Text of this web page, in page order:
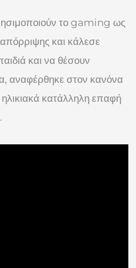
το gaming ως
και κάλεσε
και να θέσουν
αναφέρθηκε στον κανόνα
κατάλληλη επαφή